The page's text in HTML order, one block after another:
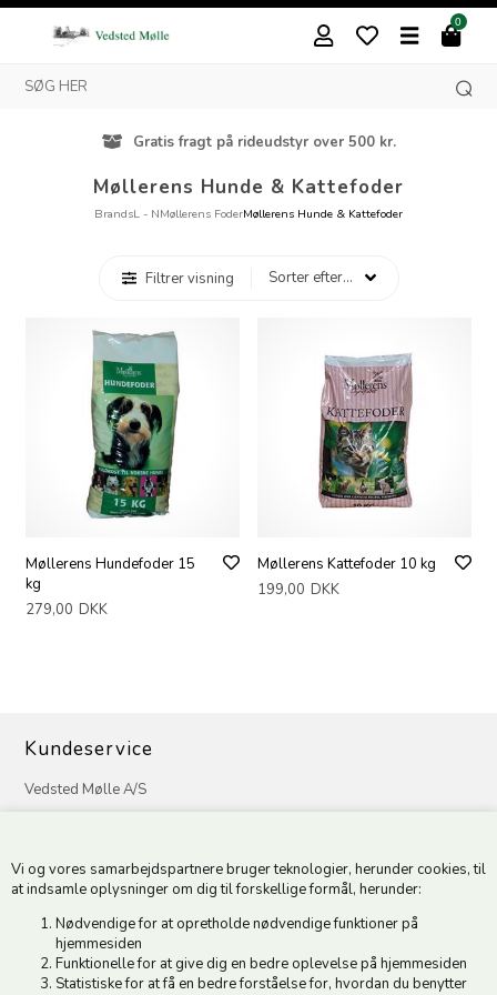
Vi og vores samarbejdspartnere bruger teknologier, herunder cookies, til
at indsamle oplysninger om dig til forskellige formål, herunder:
Nødvendige for at opretholde nødvendige funktioner på
hjemmesiden
Funktionelle for at give dig en bedre oplevelse på hjemmesiden
Statistiske for at få en bedre forståelse for, hvordan du benytter
0
Gratis fragt på rideudstyr over 500 kr.
Møllerens Hunde & Kattefoder
BrandsL - NMøllerens FoderMøllerens Hunde & Kattefoder
Filtrer visning
Møllerens Hundefoder 15
kg
279,00 DKK
Møllerens Kattefoder 10 kg
199,00 DKK
Kundeservice
Vedsted Mølle A/S
CVR 49879415 Mailvedstedmoelle@post.tele.dk
Åbningstider: Man-Fre 9.00-17.00 | Middagslukket 12.00-12.30 |
Lørdag 9.00-12.00